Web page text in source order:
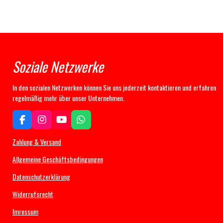
Soziale Netzwerke
In den sozialen Netzwerken können Sie uns jederzeit kontaktieren und erfahren
regelmäßig mehr über unser Unternehmen.
F
a
c
b
o
I
n
s
a
r
m
Y
o
u
u
e
W
h
s
Zahlung & Versand
Allgemeine Geschäftsbedingungen
Datenschutzerklärung
Widerrufsrecht
Imressum